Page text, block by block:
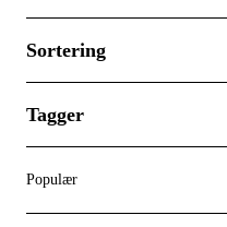
Vis 48 produkter per side
Sortering
Popularitet
Tagger
Populær